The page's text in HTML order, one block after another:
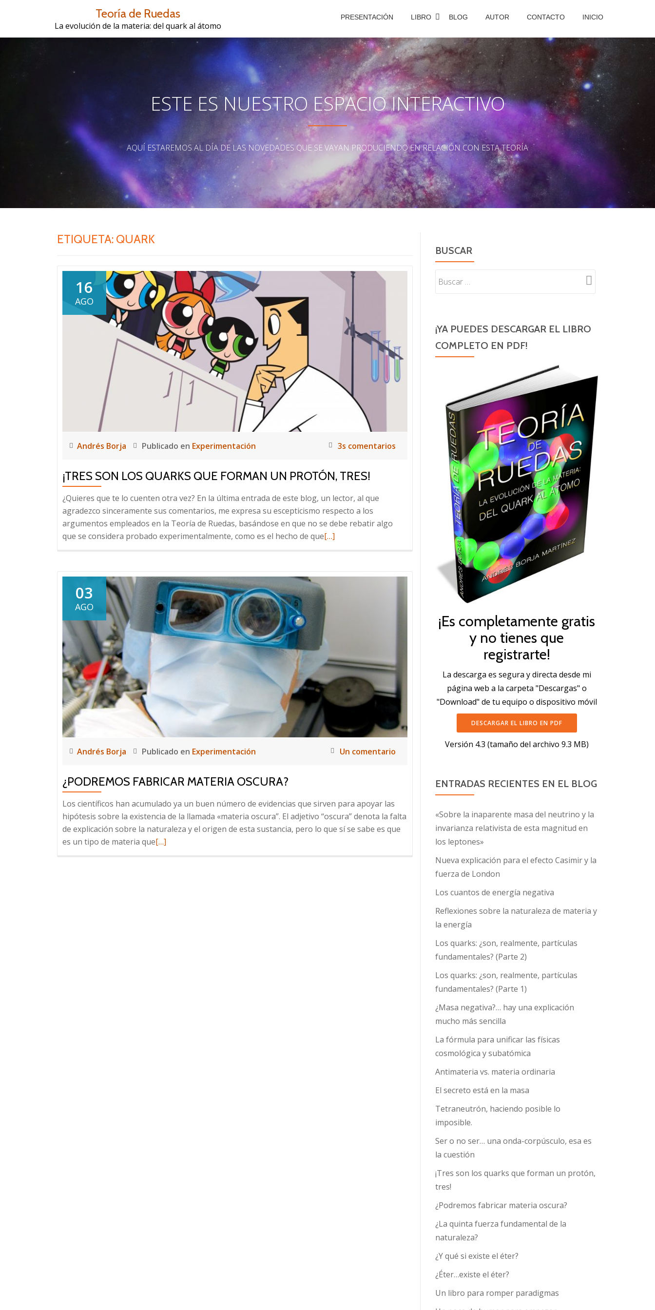
contenido
Teoría de Ruedas
La evolución de la materia: del quark al átomo
PRESENTACIÓN LIBRO BLOG AUTOR CONTACTO INICIO
ESTE ES NUESTRO ESPACIO INTERACTIVO
AQUÍ ESTAREMOS AL DÍA DE LAS NOVEDADES QUE SE VAYAN PRODUCIENDO EN RELACIÓN CON ESTA TEORÍA
ETIQUETA: QUARK
16
AGO
Andrés Borja Publicado en Experimentación 3s comentarios
¡TRES SON LOS QUARKS QUE FORMAN UN PROTÓN, TRES!
¿Quieres que te lo cuenten otra vez? En la última entrada de este blog, un lector, al que
agradezco sinceramente sus comentarios, me expresa su escepticismo respecto a los
argumentos empleados en la Teoría de Ruedas, basándose en que no se debe rebatir algo
que se considera probado experimentalmente, como es el hecho de queLeer
los
que
forman
protón,
tres!
[…]
03
AGO
Andrés Borja Publicado en Experimentación Un comentario
¿PODREMOS FABRICAR MATERIA OSCURA?
Los científicos han acumulado ya un buen número de evidencias que sirven para apoyar las
hipótesis sobre la existencia de la llamada «materia oscura”. El adjetivo “oscura” denota la falta
de explicación sobre la naturaleza y el origen de esta sustancia, pero lo que sí se sabe es que
es un tipo de materia queLeer
[…]
BUSCAR
¡YA PUEDES DESCARGAR EL LIBRO
COMPLETO EN PDF!
¡Es completamente gratis
y no tienes que
registrarte!
La descarga es segura y directa desde mi
página web a la carpeta "Descargas" o
"Download" de tu equipo o dispositivo móvil
DESCARGAR EL LIBRO EN PDF
Versión 4.3 (tamaño del archivo 9.3 MB)
ENTRADAS RECIENTES EN EL BLOG
«Sobre la inaparente masa del neutrino y la
invarianza relativista de esta magnitud en
los leptones»
Nueva explicación para el efecto Casimir y la
fuerza de London
Los cuantos de energía negativa
Reflexiones sobre la naturaleza de materia y
la energía
Los quarks: ¿son, realmente, partículas
fundamentales? (Parte 2)
Los quarks: ¿son, realmente, partículas
fundamentales? (Parte 1)
¿Masa negativa?… hay una explicación
mucho más sencilla
La fórmula para unificar las físicas
cosmológica y subatómica
Antimateria vs. materia ordinaria
El secreto está en la masa
Tetraneutrón, haciendo posible lo
imposible.
Ser o no ser… una onda-corpúsculo, esa es
la cuestión
¡Tres son los quarks que forman un protón,
tres!
¿Podremos fabricar materia oscura?
¿La quinta fuerza fundamental de la
naturaleza?
¿Y qué si existe el éter?
¿Éter…existe el éter?
Un libro para romper paradigmas